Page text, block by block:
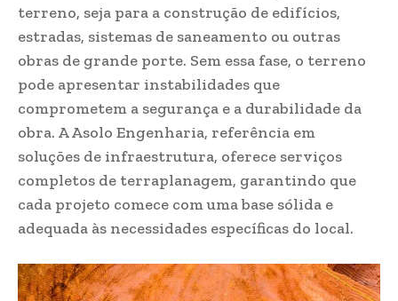
terreno, seja para a construção de edifícios,
estradas, sistemas de saneamento ou outras
obras de grande porte. Sem essa fase, o terreno
pode apresentar instabilidades que
comprometem a segurança e a durabilidade da
obra. A Asolo Engenharia, referência em
soluções de infraestrutura, oferece serviços
completos de terraplanagem, garantindo que
cada projeto comece com uma base sólida e
adequada às necessidades específicas do local.